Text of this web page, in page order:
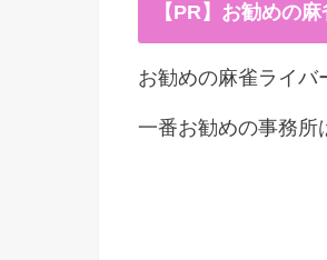
【PR】お勧めの
お勧めの麻雀ライバ
一番お勧めの事務所